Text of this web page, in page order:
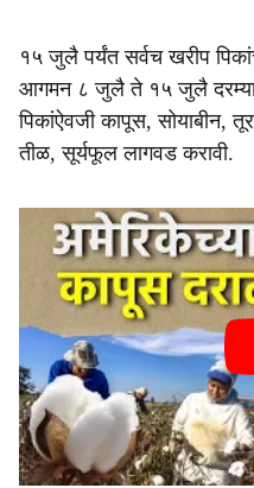
१५ जुलै पर्यंत सर्वच खरीप
आगमन ८ जुलै ते १५ जुलै
पिकांऐवजी कापूस, सोयाबीन,
तीळ, सूर्यफूल लागवड करावी.